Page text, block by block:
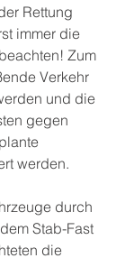
Rettung
immer die
Zum
Verkehr
und die
gegen
werden.
durch
Stab-Fast
die